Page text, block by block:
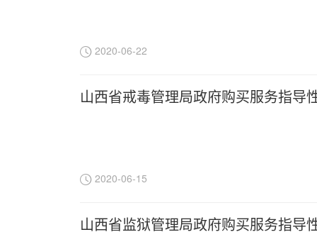
2020-06-22
山西省戒毒管理局政府购买服务指导
2020-06-15
山西省监狱管理局政府购买服务指导